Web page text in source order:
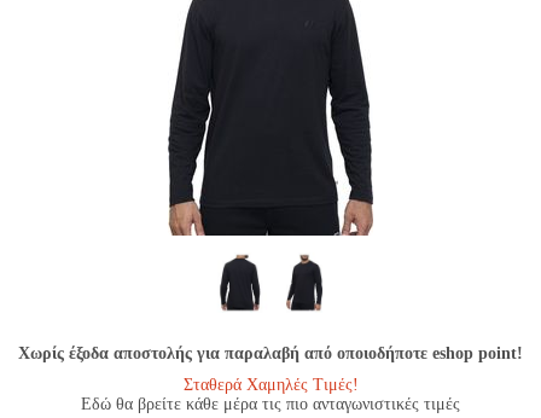
Χωρίς έξοδα αποστολής για παραλαβή από οποιοδήποτε eshop point!
Σταθερά Χαμηλές Τιμές!
Εδώ θα βρείτε κάθε μέρα τις πιο ανταγωνιστικές τιμές